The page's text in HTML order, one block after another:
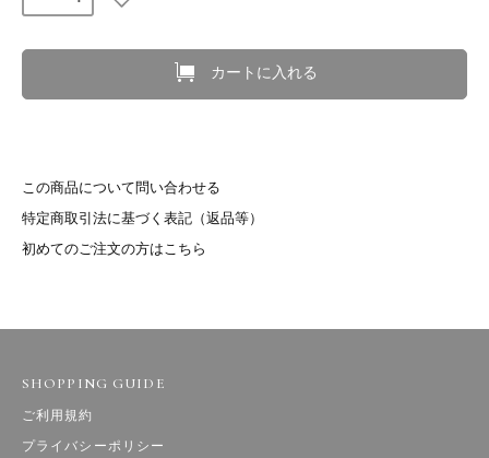
カートに入れる
この商品について問い合わせる
特定商取引法に基づく表記（返品等）
初めてのご注文の方はこちら
SHOPPING GUIDE
ご利用規約
プライバシーポリシー